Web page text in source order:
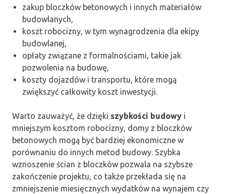
zakup bloczków betonowych i innych materiałów
budowlanych,
koszt robocizny, w tym wynagrodzenia dla ekipy
budowlanej,
opłaty związane z formalnościami, takie jak
pozwolenia na budowę,
koszty dojazdów i transportu, które mogą
zwiększyć całkowity koszt inwestycji.
Warto zauważyć, że dzięki szybkości budowy i
mniejszym kosztom robocizny, domy z bloczków
betonowych mogą być bardziej ekonomiczne w
porównaniu do innych metod budowy. Szybka
wznoszenie ścian z bloczków pozwala na szybsze
zakończenie projektu, co także przekłada się na
zmniejszenie miesięcznych wydatków na wynajem czy